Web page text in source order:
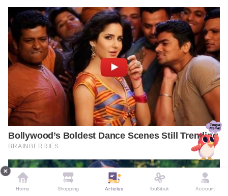
Home Shopping Articles IbuSibuk Account